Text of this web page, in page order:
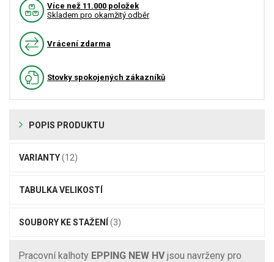
Více než 11.000 položek
Skladem pro okamžitý odběr
Vrácení zdarma
Stovky spokojených zákazníků
POPIS PRODUKTU
VARIANTY(12)
TABULKA VELIKOSTÍ
SOUBORY KE STAŽENÍ (3)
Pracovní kalhoty EPPING NEW HVjsou navrženy pro